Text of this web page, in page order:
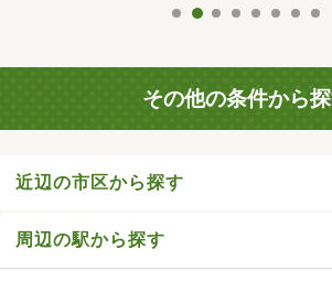
その他の条件から
近辺の市区から探す
周辺の駅から探す